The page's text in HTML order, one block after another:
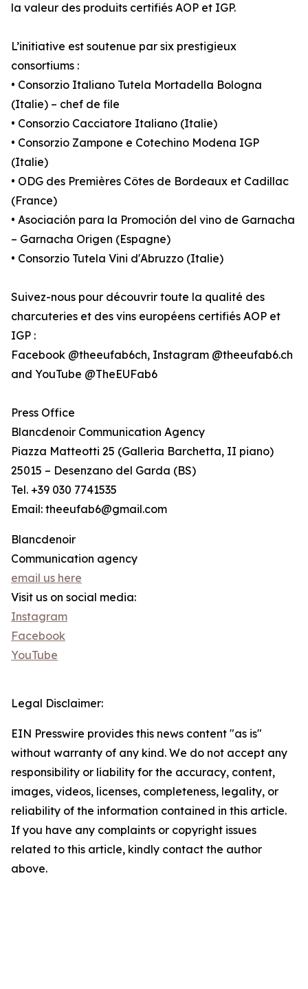
la valeur des produits certifiés AOP et IGP.
L’initiative est soutenue par six prestigieux
consortiums :
• Consorzio Italiano Tutela Mortadella Bologna
(Italie) – chef de file
• Consorzio Cacciatore Italiano (Italie)
• Consorzio Zampone e Cotechino Modena IGP
(Italie)
• ODG des Premières Côtes de Bordeaux et Cadillac
(France)
• Asociación para la Promoción del vino de Garnacha
– Garnacha Origen (Espagne)
• Consorzio Tutela Vini d'Abruzzo (Italie)
Suivez-nous pour découvrir toute la qualité des
charcuteries et des vins européens certifiés AOP et
IGP :
Facebook @theeufab6ch, Instagram @theeufab6.ch
and YouTube @TheEUFab6
Press Office
Blancdenoir Communication Agency
Piazza Matteotti 25 (Galleria Barchetta, II piano)
25015 – Desenzano del Garda (BS)
Tel. +39 030 7741535
Email: theeufab6@gmail.com
Blancdenoir
Communication agency
email us here
Visit us on social media:
Instagram
Facebook
YouTube
Legal Disclaimer:
EIN Presswire provides this news content "as is"
without warranty of any kind. We do not accept any
responsibility or liability for the accuracy, content,
images, videos, licenses, completeness, legality, or
reliability of the information contained in this article.
If you have any complaints or copyright issues
related to this article, kindly contact the author
above.